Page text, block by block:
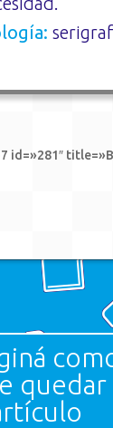
id=»281″
quedar